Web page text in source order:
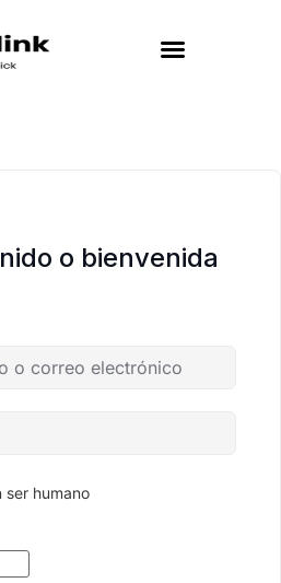
o bienvenida
ser humano